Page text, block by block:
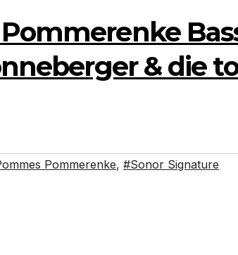
& die
Pommerenke, #Sonor Signature